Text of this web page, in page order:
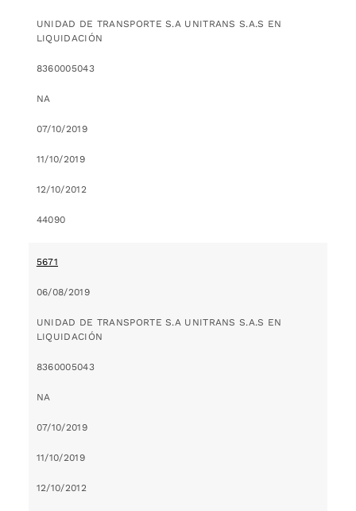
UNIDAD DE TRANSPORTE S.A UNITRANS S.A.S EN
LIQUIDACIÓN
8360005043
NA
07/10/2019
11/10/2019
12/10/2012
44090
5671
06/08/2019
UNIDAD DE TRANSPORTE S.A UNITRANS S.A.S EN
LIQUIDACIÓN
8360005043
NA
07/10/2019
11/10/2019
12/10/2012